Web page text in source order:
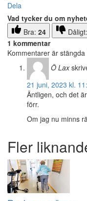
Dela
Vad tycker du om
Bra: 24 Dåligt:
1 kommentar
Kommentarer är
Ö Lax
21 juni, 2023 kl.
Äntligen, och det
förr.
Om jag nu minns
Fler